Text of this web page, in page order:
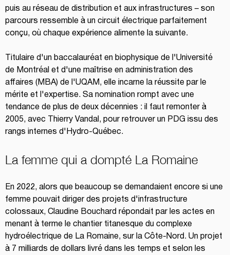
puis au réseau de distribution et aux infrastructures – son
parcours ressemble à un circuit électrique parfaitement
conçu, où chaque expérience alimente la suivante.
Titulaire d'un baccalauréat en biophysique de l'Université
de Montréal et d'une maîtrise en administration des
affaires (MBA) de l'UQAM, elle incarne la réussite par le
mérite et l'expertise. Sa nomination rompt avec une
tendance de plus de deux décennies : il faut remonter à
2005, avec Thierry Vandal, pour retrouver un PDG issu des
rangs internes d'Hydro-Québec.
La femme qui a dompté La Romaine
En 2022, alors que beaucoup se demandaient encore si une
femme pouvait diriger des projets d'infrastructure
colossaux, Claudine Bouchard répondait par les actes en
menant à terme le chantier titanesque du complexe
hydroélectrique de La Romaine, sur la Côte-Nord. Un projet
à 7 milliards de dollars livré dans les temps et selon les